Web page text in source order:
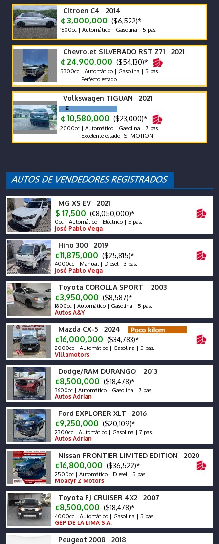
Citroen C4 2014
¢ 3,000,000 ($6,522)*
1600cc | Automático | Gasolina | 5 pas.
Chevrolet SILVERADO RST Z71 2021
¢ 24,900,000 ($54,130)*
5300cc | Automático | Gasolina | 5 pas.
Perfecto estado
Volkswagen TIGUAN 2021
¢ 10,580,000 ($23,000)*
2000cc | Automático | Gasolina | 7 pas.
Excelente estado TSI-MOTION
MG XS EV 2021
$ 17,500 (¢8,050,000)*
0cc | Automático | Eléctrico | 5 pas.
José Pablo Vega
Hino 300 2019
¢11,875,000 ($25,815)*
4000cc | Manual | Diesel | 3 pas.
José Pablo Vega
Toyota COROLLA SPORT 2003
¢3,950,000 ($8,587)*
1800cc | Automático | Gasolina | 5 pas.
Autos A&Y
Mazda CX-5 2024
¢16,000,000 ($34,783)*
2000cc | Automático | Gasolina | 5 pas.
Villamotors
Dodge/RAM DURANGO 2013
¢8,500,000 ($18,478)*
3600cc | Automático | Gasolina | 7 pas.
Autos Adrian
Ford EXPLORER XLT 2016
¢9,250,000 ($20,109)*
2300cc | Automático | Gasolina | 7 pas.
Autos Adrian
Nissan FRONTIER LIMITED EDITION 2020
¢16,800,000 ($36,522)*
2500cc | Automático | Diesel | 5 pas.
Moacyr Z Motors
Toyota FJ CRUISER 4X2 2007
¢8,500,000 ($18,478)*
4000cc | Automático | Gasolina | 5 pas.
GEP DE LA LIMA S.A.
Peugeot 2008 2018